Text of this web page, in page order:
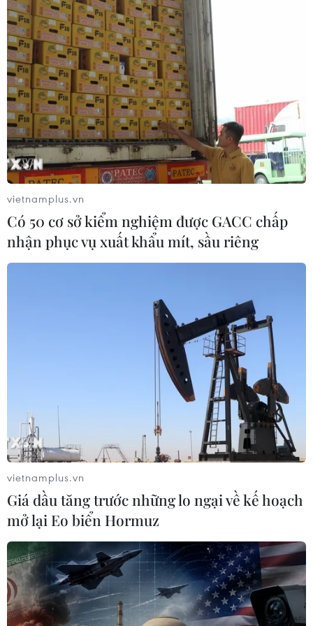
vietnamplus.vn
Có 50 cơ sở kiểm nghiệm được GACC chấp
nhận phục vụ xuất khẩu mít, sầu riêng
vietnamplus.vn
Giá dầu tăng trước những lo ngại về kế hoạch
mở lại Eo biển Hormuz